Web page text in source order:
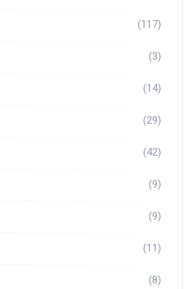
(117)
(3)
(14)
(29)
(42)
(9)
(9)
(11)
(8)